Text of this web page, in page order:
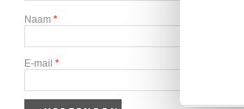
Naam *
E-mail *